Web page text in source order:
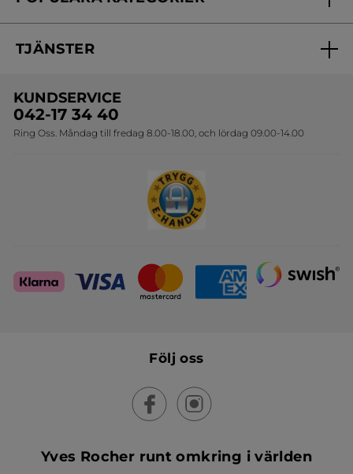
Skönhetstips
Kontakta oss
Online prislista
Erbjudanden
Travelsize
Sets
TJÄNSTER
Onlineprislista för postorder
KUNDSERVICE
042-17 34 40
Ring Oss. Måndag till fredag 8.00-18.00, och lördag 09.00-14.00
Följ oss
Yves Rocher runt omkring i världen